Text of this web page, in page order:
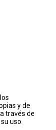
y de
través de
uso.